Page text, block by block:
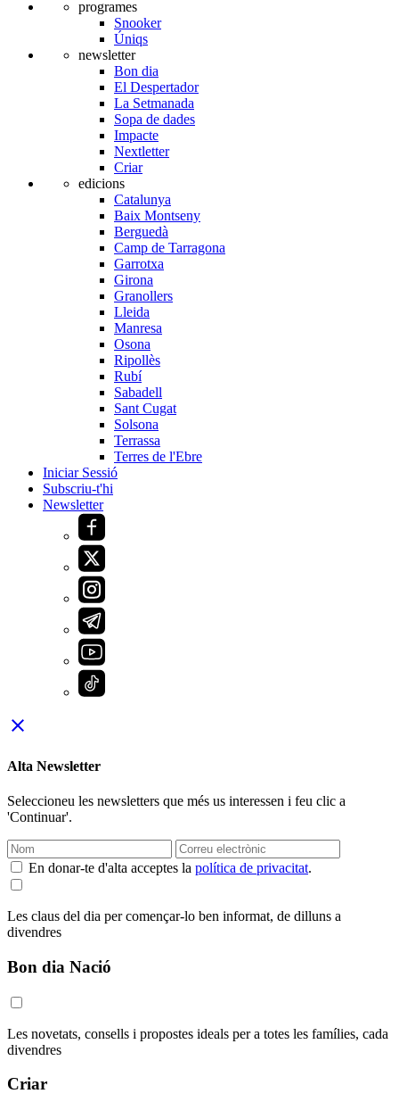
programes
Snooker
Úniqs
newsletter
Bon dia
El Despertador
La Setmanada
Sopa de dades
Impacte
Nextletter
Criar
edicions
Catalunya
Baix Montseny
Berguedà
Camp de Tarragona
Garrotxa
Girona
Granollers
Lleida
Manresa
Osona
Ripollès
Rubí
Sabadell
Sant Cugat
Solsona
Terrassa
Terres de l'Ebre
Iniciar Sessió
Subscriu-t'hi
Newsletter
close
Alta Newsletter
Seleccioneu les newsletters que més us interessen i feu clic a
'Continuar'.
En donar-te d'alta acceptes la política de privacitat.
Les claus del dia per començar-lo ben informat, de dilluns a
divendres
Bon dia Nació
Les novetats, consells i propostes ideals per a totes les famílies, cada
divendres
Criar